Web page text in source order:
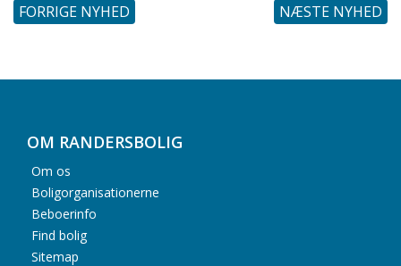
FORRIGE NYHED NÆSTE NYHED
OM RANDERSBOLIG
Om os
Boligorganisationerne
Beboerinfo
Find bolig
Sitemap